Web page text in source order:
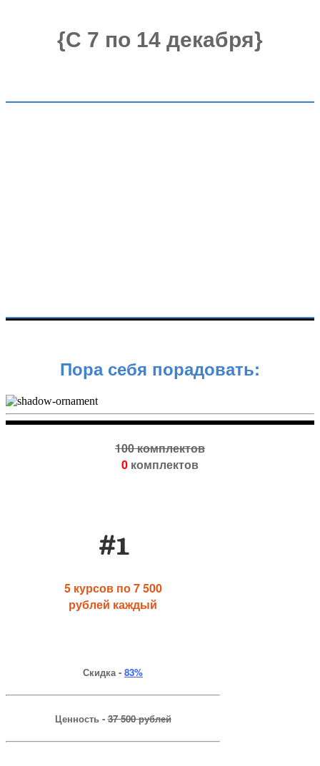
{С 7 по 14 декабря}
Пора себя порадовать:
100 комплектов
0 комплектов
#1
5 курсов по 7 500
рублей каждый
Скидка - 83%
Ценность -37 500 рублей